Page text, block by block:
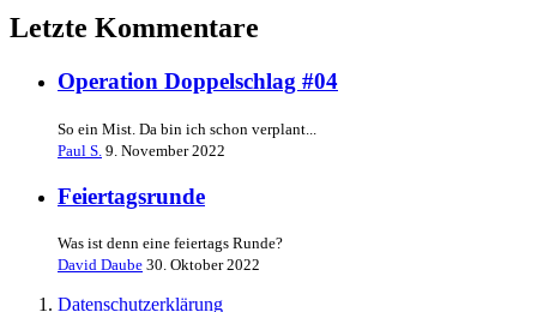
Letzte Kommentare
Operation Doppelschlag #04
So ein Mist. Da bin ich schon verplant...
Paul S. 9. November 2022
Feiertagsrunde
Was ist denn eine feiertags Runde?
David Daube 30. Oktober 2022
Datenschutzerklärung